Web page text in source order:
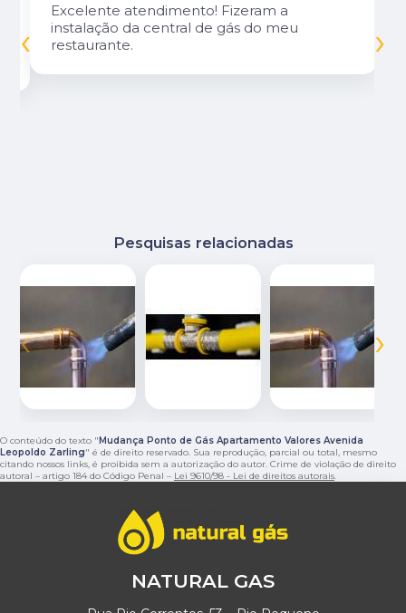
Excelente atendimento! Fizeram a
instalação da central de gás do meu
restaurante.
‹ ›
Pesquisas relacionadas
‹ ›
O conteúdo do texto "Mudança Ponto de Gás Apartamento Valores Avenida
Leopoldo Zarling" é de direito reservado. Sua reprodução, parcial ou total, mesmo
citando nossos links, é proibida sem a autorização do autor. Crime de violação de direito
autoral – artigo 184 do Código Penal – Lei 9610/98 - Lei de direitos autorais.
NATURAL GAS